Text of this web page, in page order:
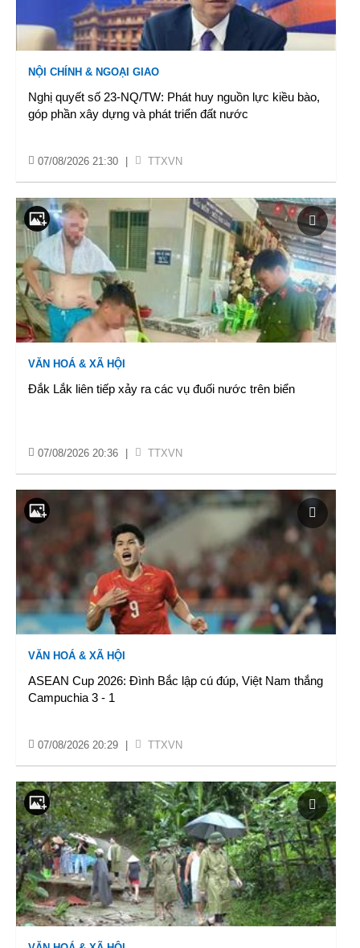
NỘI CHÍNH & NGOẠI GIAO
Nghị quyết số 23-NQ/TW: Phát huy nguồn lực kiều bào,
góp phần xây dựng và phát triển đất nước
07/08/2026 21:30 TTXVN
VĂN HOÁ & XÃ HỘI
Đắk Lắk liên tiếp xảy ra các vụ đuối nước trên biển
07/08/2026 20:36 TTXVN
VĂN HOÁ & XÃ HỘI
ASEAN Cup 2026: Đình Bắc lập cú đúp, Việt Nam thắng
Campuchia 3 - 1
07/08/2026 20:29 TTXVN